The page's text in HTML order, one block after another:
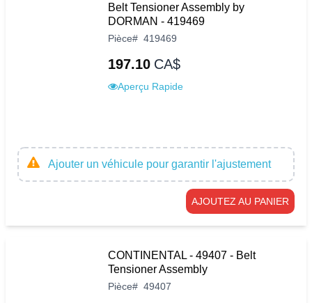
Belt Tensioner Assembly by
DORMAN - 419469
Pièce# 419469
197.10 CA$
Aperçu Rapide
Ajouter un véhicule pour garantir l'ajustement
AJOUTEZ AU PANIER
CONTINENTAL - 49407 - Belt
Tensioner Assembly
Pièce# 49407